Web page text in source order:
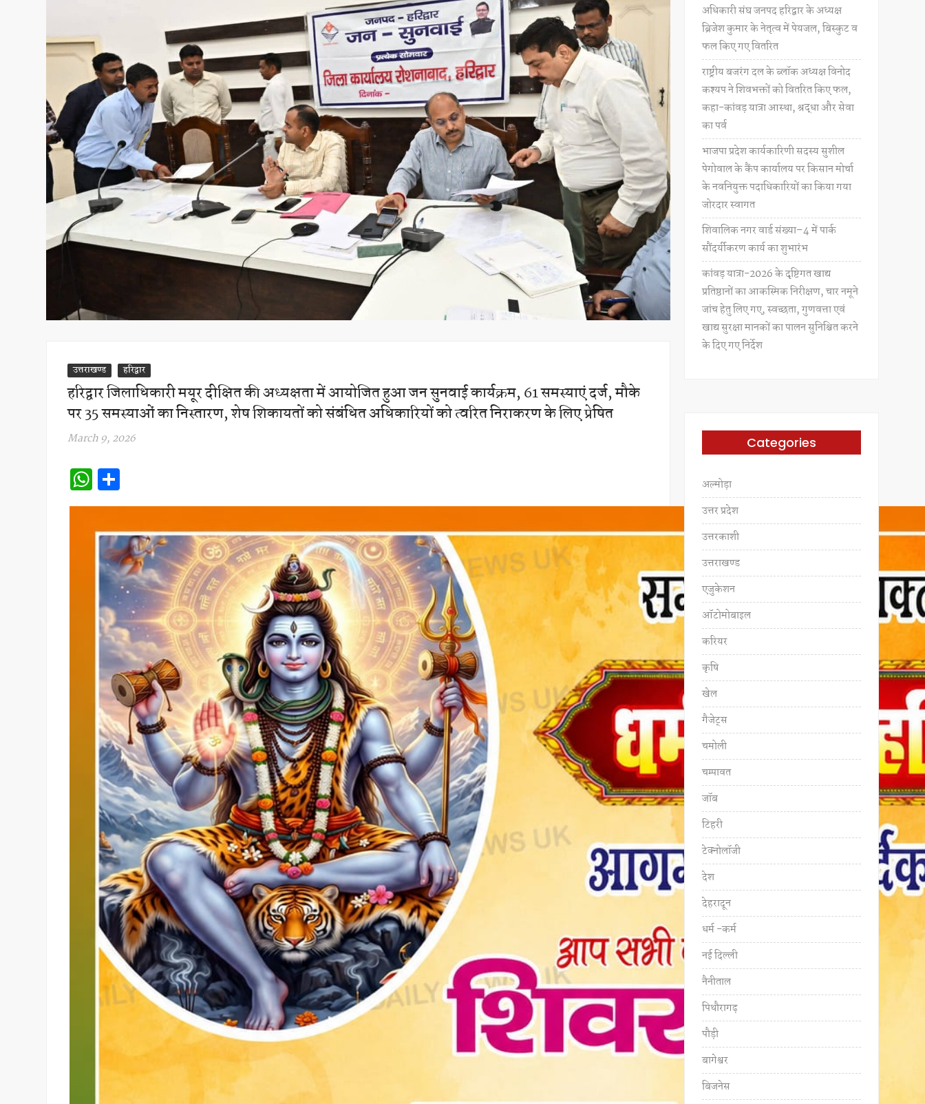
उत्तराखण्ड हरिद्वार
हरिद्वार जिलाधिकारी मयूर दीक्षित की अध्यक्षता में आयोजित हुआ जन सुनवाई कार्यक्रम, 61 समस्याएं दर्ज, मौके
पर 35 समस्याओं का निस्तारण, शेष शिकायतों को संबंधित अधिकारियों को त्वरित निराकरण के लिए प्रेषित
March 9, 2026
W
h
at
s
A
p
p
h
ar
e
अधिकारी संघ जनपद हरिद्वार के अध्यक्ष
ब्रिजेश कुमार के नेतृत्व में पेयजल, बिस्कुट व
फल किए गए वितरित
राष्ट्रीय बजरंग दल के ब्लॉक अध्यक्ष विनोद
कश्यप ने शिवभक्तों को वितरित किए फल,
कहा-कांवड़ यात्रा आस्था, श्रद्धा और सेवा
का पर्व
भाजपा प्रदेश कार्यकारिणी सदस्य सुशील
पेगोवाल के कैंप कार्यालय पर किसान मोर्चा
के नवनियुक्त पदाधिकारियों का किया गया
जोरदार स्वागत
शिवालिक नगर वार्ड संख्या–4 में पार्क
सौंदर्यीकरण कार्य का शुभारंभ
कांवड़ यात्रा-2026 के दृष्टिगत खाद्य
प्रतिष्ठानों का आकस्मिक निरीक्षण, चार नमूने
जांच हेतु लिए गए, स्वच्छता, गुणवत्ता एवं
खाद्य सुरक्षा मानकों का पालन सुनिश्चित करने
के दिए गए निर्देश
Categories
अल्मोड़ा
उत्तर प्रदेश
उत्तरकाशी
उत्तराखण्ड
एजुकेशन
ऑटोमोबाइल
करियर
कृषि
खेल
गैजेट्स
चमोली
चम्पावत
जॉब
टिहरी
टेक्नोलॉजी
देश
देहरादून
धर्म -कर्म
नई दिल्ली
नैनीताल
पिथौरागढ़
पौड़ी
बागेश्वर
बिजनेस